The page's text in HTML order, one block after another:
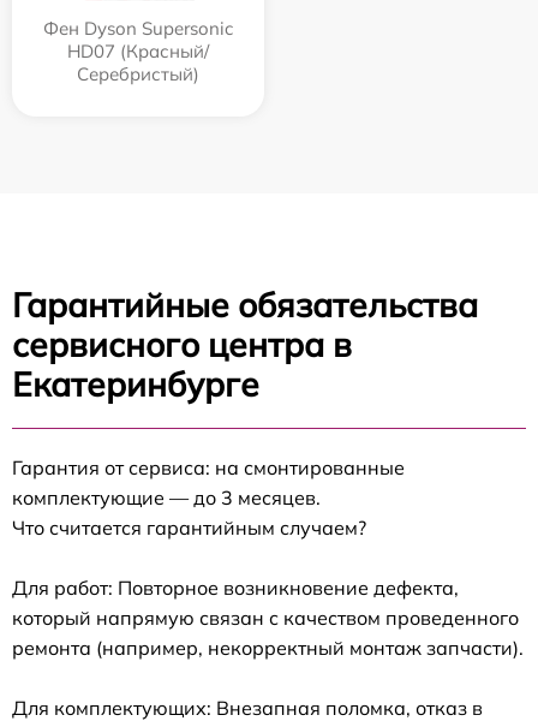
Фен Dyson Supersonic
HD07 (Красный/
Серебристый)
Гарантийные обязательства
сервисного центра в
Екатеринбурге
Гарантия от сервиса: на смонтированные
комплектующие — до 3 месяцев.
Что считается гарантийным случаем?
Для работ: Повторное возникновение дефекта,
который напрямую связан с качеством проведенного
ремонта (например, некорректный монтаж запчасти).
Для комплектующих: Внезапная поломка, отказ в